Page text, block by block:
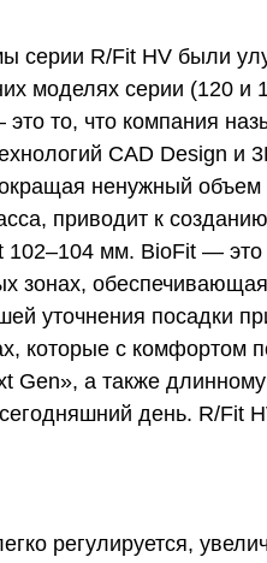
серии R/Fit HV были
моделях серии (120
то, что компания
CAD Design и
ненужный
приводит к
102–104 мм. BioFit —
зонах,
уточнения посадки
которые с комфортом
Gen», а также
день. R/
регулируется,